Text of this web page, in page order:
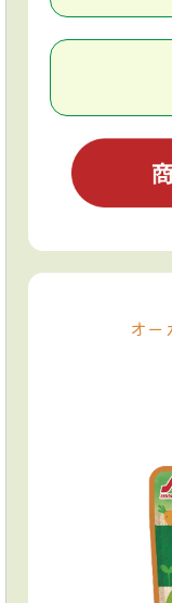
りんご
オー